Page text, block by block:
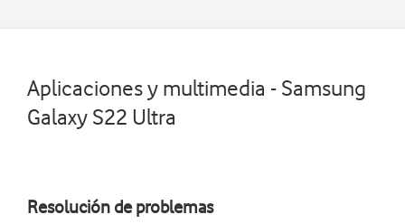
Aplicaciones y multimedia - Samsung
Galaxy S22 Ultra
Resolución de problemas